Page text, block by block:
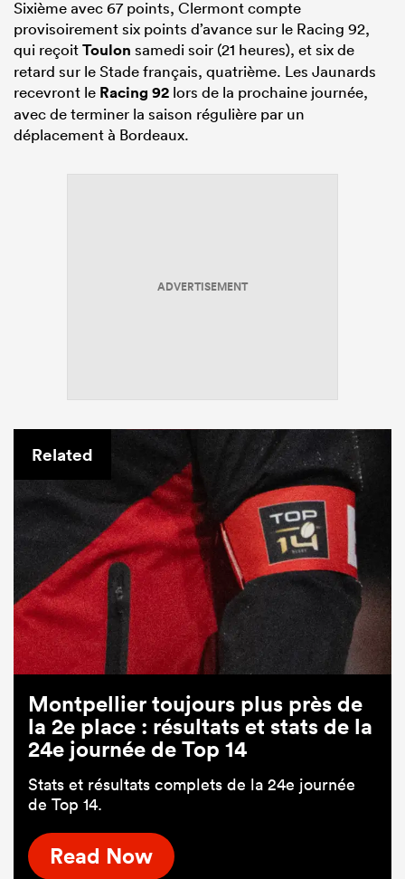
Sixième avec 67 points, Clermont compte
provisoirement six points d’avance sur le Racing 92,
qui reçoitToulon samedi soir (21 heures), et six de
retard sur le Stade français, quatrième. Les Jaunards
recevront le Racing 92 lors de la prochaine journée,
avec de terminer la saison régulière par un
déplacement à Bordeaux.
ADVERTISEMENT
Related
Montpellier toujours plus près de
la 2e place : résultats et stats de la
24e journée de Top 14
Stats et résultats complets de la 24e journée
de Top 14.
Read Now